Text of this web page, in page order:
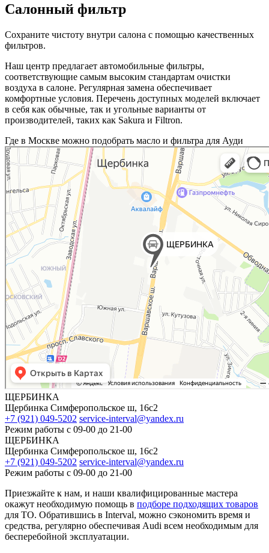
Салонный фильтр
Сохраните чистоту внутри салона с помощью качественных
фильтров.
Наш центр предлагает автомобильные фильтры,
соответствующие самым высоким стандартам очистки
воздуха в салоне. Регулярная замена обеспечивает
комфортные условия. Перечень доступных моделей включает
в себя как обычные, так и угольные варианты от
производителей, таких как Sakura и Filtron.
Где в Москве можно подобрать масло и фильтра для Ауди
ЩЕРБИНКА
Щербинка Симферопольское ш, 16с2
+7 (921) 049-5202 service-interval@yandex.ru
Режим работы с 09-00 до 21-00
ЩЕРБИНКА
Щербинка Симферопольское ш, 16с2
+7 (921) 049-5202 service-interval@yandex.ru
Режим работы с 09-00 до 21-00
Приезжайте к нам, и наши квалифицированные мастера
окажут необходимую помощь в подборе подходящих товаров
для ТО. Обратившись в Interval, можно сэкономить время и
средства, регулярно обеспечивая Audi всем необходимым для
бесперебойной эксплуатации.